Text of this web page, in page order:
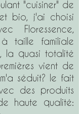
"cuisiner" de
bio, j'ai choisi
Floressence,
taille familiale
la quasi totalité
vient de
séduit? le fait
des produits
haute qualité: